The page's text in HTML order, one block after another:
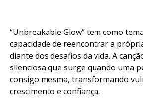
“Unbreakable Glow” tem como
capacidade de reencontrar a
diante dos desafios da vida. A
silenciosa que surge quando uma
consigo mesma, transformando
crescimento e confiança.